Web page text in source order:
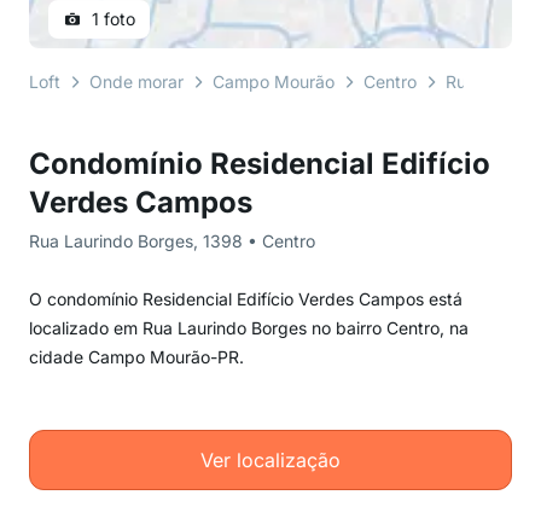
Condomínio Residencial Edifício
Verdes Campos
Rua Laurindo Borges, 1398 • Centro
O condomínio Residencial Edifício Verdes Campos está
localizado em Rua Laurindo Borges no bairro Centro, na
cidade Campo Mourão-PR.
Ver localização
1 foto
Loft Onde morar Campo Mourão Centro Rua